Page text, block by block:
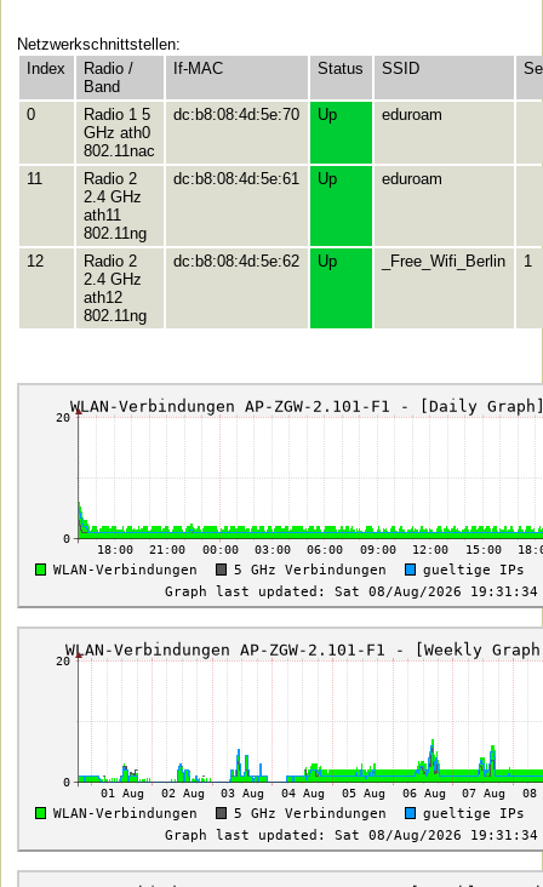
Netzwerkschnittstellen:
Index
Radio /
Band
If-MAC Status SSID
0
Radio 1 5
GHz ath0
802.11nac
dc:b8:08:4d:5e:70 Up eduroam
11
Radio 2
2.4 GHz
ath11
802.11ng
dc:b8:08:4d:5e:61 Up eduroam
12
Radio 2
2.4 GHz
ath12
802.11ng
dc:b8:08:4d:5e:62 Up _Free_Wifi_Berlin 1